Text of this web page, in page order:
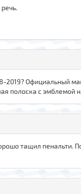
2019? Официальный
полоска с эмблемой
тащил пенальти.